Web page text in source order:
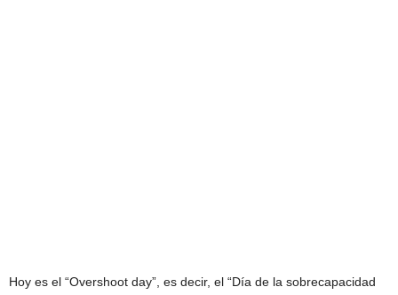
Hoy es el “Overshoot day”, es decir, el “Día de la sobrecapacidad